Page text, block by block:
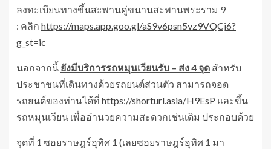
ลงทะเบียนทางขึ้นสะพานคู่ขนานสะพานพระราม 9
: คลิก https://maps.app.goo.gl/aS9v6psn5vz9VQCj6?
g_st=ic
นอกจากนี้ ยังมีบริการรถหมุนเวียนรับ – ส่ง 4 จุด สำหรับ
ประชาชนที่เดินทางด้วยรถยนต์ส่วนตัว สามารถจอด
รถยนต์ของท่านได้ที่ https://shorturl.asia/H9EsP และขึ้น
รถหมุนเวียน เพื่ออำนวยความสะดวกเช่นเดิม ประกอบด้วย
จุดที่ 1 ซอยราษฎร์อุทิศ 1 (เลยซอยราษฎร์อุทิศ 1 มา